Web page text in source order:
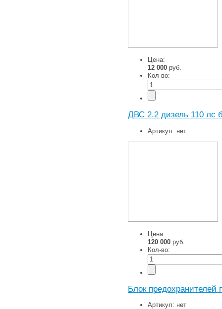
Цена:
12 000 руб.
Кол-во:
ДВС 2.2 дизель 110 лс
Артикул: нет
Цена:
120 000 руб.
Кол-во:
Блок предохранителей
Артикул: нет